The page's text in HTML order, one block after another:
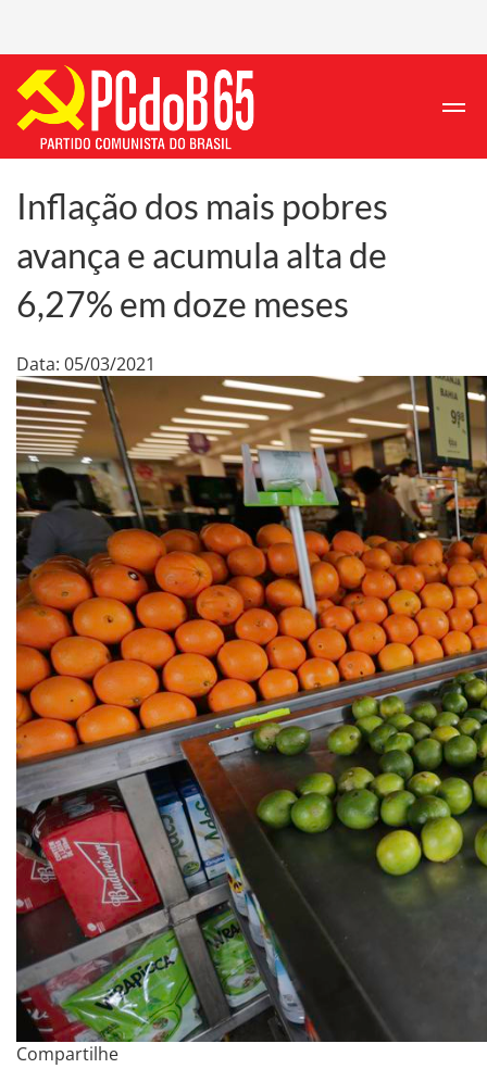
Inflação dos mais pobres
avança e acumula alta de
6,27% em doze meses
Data: 05/03/2021
Compartilhe